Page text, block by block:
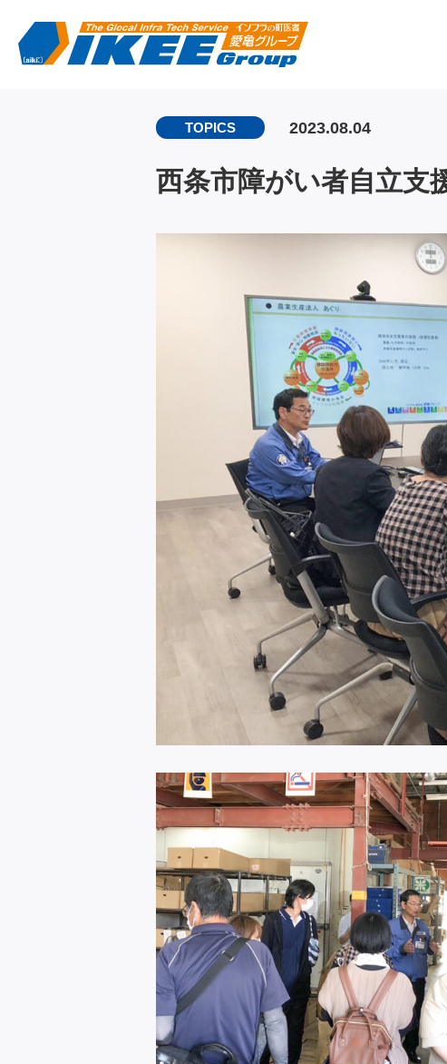
TOPICS 2023.08.04
西条市障がい者自立支